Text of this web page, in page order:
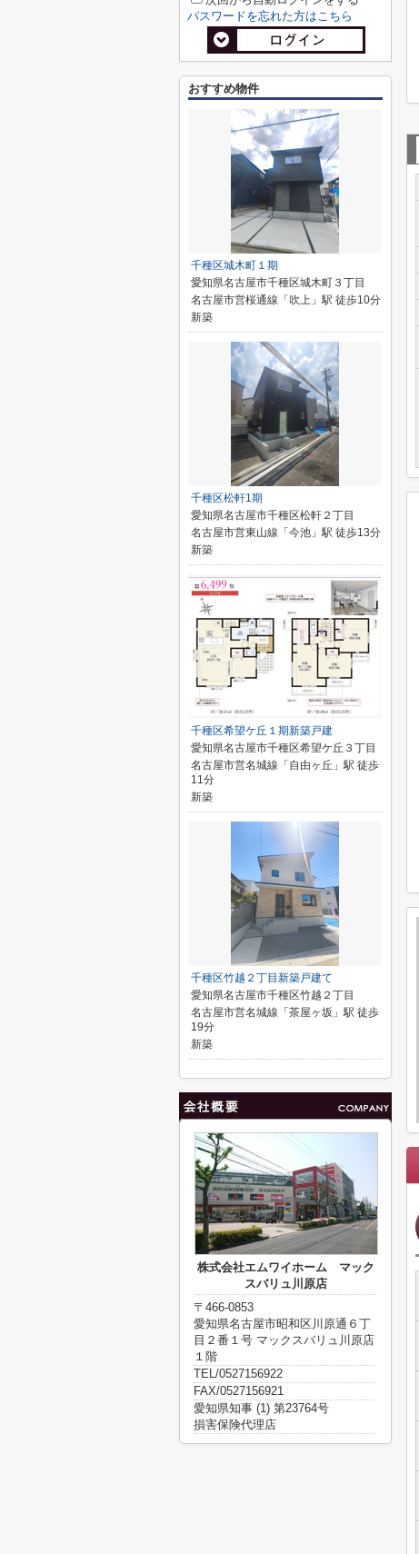
パスワードを忘れた方はこちら
おすすめ物件
千種区城木町１期
愛知県名古屋市千種区城木町３丁目
名古屋市営桜通線「吹上」駅 徒歩10分
新築
千種区松軒1期
愛知県名古屋市千種区松軒２丁目
名古屋市営東山線「今池」駅 徒歩13分
新築
千種区希望ケ丘１期新築戸建
愛知県名古屋市千種区希望ケ丘３丁目
名古屋市営名城線「自由ヶ丘」駅 徒歩
11分
新築
千種区竹越２丁目新築戸建て
愛知県名古屋市千種区竹越２丁目
名古屋市営名城線「茶屋ヶ坂」駅 徒歩
19分
新築
株式会社エムワイホーム マック
スバリュ川原店
〒466-0853
愛知県名古屋市昭和区川原通６丁
目２番１号 マックスバリュ川原店
１階
TEL/0527156922
FAX/0527156921
愛知県知事 (1) 第23764号
損害保険代理店